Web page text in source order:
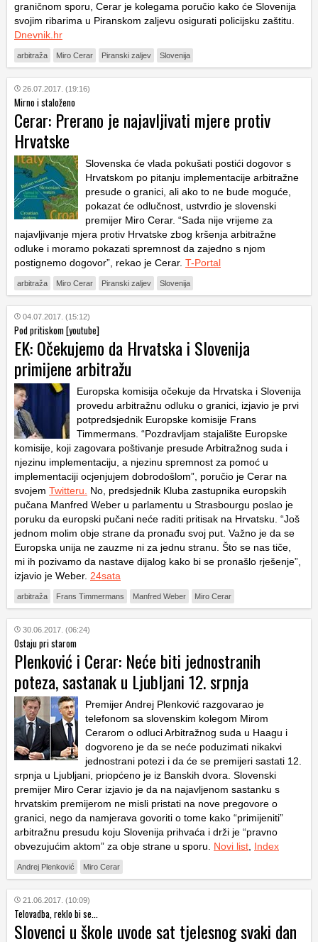
graničnom sporu, Cerar je kolegama poručio kako će Slovenija
svojim ribarima u Piranskom zaljevu osigurati policijsku zaštitu.
Dnevnik.hr
arbitraža Miro Cerar Piranski zaljev Slovenija
26.07.2017. (19:16)
Mirno i staloženo
Cerar: Prerano je najavljivati mjere protiv
Hrvatske
Slovenska će vlada pokušati postići dogovor s
Hrvatskom po pitanju implementacije arbitražne
presude o granici, ali ako to ne bude moguće,
pokazat će odlučnost, ustvrdio je slovenski
premijer Miro Cerar. “Sada nije vrijeme za
najavljivanje mjera protiv Hrvatske zbog kršenja arbitražne
odluke i moramo pokazati spremnost da zajedno s njom
postignemo dogovor”, rekao je Cerar. T-Portal
arbitraža Miro Cerar Piranski zaljev Slovenija
04.07.2017. (15:12)
Pod pritiskom [youtube]
EK: Očekujemo da Hrvatska i Slovenija
primijene arbitražu
Europska komisija očekuje da Hrvatska i Slovenija
provedu arbitražnu odluku o granici, izjavio je prvi
potpredsjednik Europske komisije Frans
Timmermans. “Pozdravljam stajalište Europske
komisije, koji zagovara poštivanje presude Arbitražnog suda i
njezinu implementaciju, a njezinu spremnost za pomoć u
implementaciji ocjenjujem dobrodošlom”, poručio je Cerar na
svojem Twitteru.
No, predsjednik Kluba zastupnika europskih
pučana Manfred Weber u parlamentu u Strasbourgu poslao je
poruku da europski pučani neće raditi pritisak na Hrvatsku. “Još
jednom molim obje strane da pronađu svoj put. Važno je da se
Europska unija ne zauzme ni za jednu stranu. Što se nas tiče,
mi ih pozivamo da nastave dijalog kako bi se pronašlo rješenje”,
izjavio je Weber. 24sata
arbitraža Frans Timmermans Manfred Weber Miro Cerar
30.06.2017. (06:24)
Ostaju pri starom
Plenković i Cerar: Neće biti jednostranih
poteza, sastanak u Ljubljani 12. srpnja
Premijer Andrej Plenković razgovarao je
telefonom sa slovenskim kolegom Mirom
Cerarom o odluci Arbitražnog suda u Haagu i
dogvoreno je da se neće poduzimati nikakvi
jednostrani potezi i da će se premijeri sastati 12.
srpnja u Ljubljani, priopćeno je iz Banskih dvora. Slovenski
premijer Miro Cerar izjavio je da na najavljenom sastanku s
hrvatskim premijerom ne misli pristati na nove pregovore o
granici, nego da namjerava govoriti o tome kako “primijeniti”
arbitražnu presudu koju Slovenija prihvaća i drži je “pravno
obvezujućim aktom” za obje strane u sporu. Novi list Index
Andrej Plenković Miro Cerar
21.06.2017. (10:09)
Telovadba, reklo bi se...
Slovenci u škole uvode sat tjelesnog svaki dan